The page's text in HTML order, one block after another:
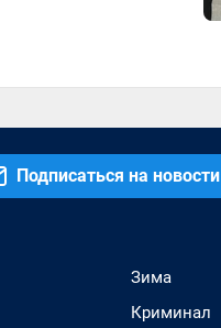
Подписаться на новости
Зима
Криминал